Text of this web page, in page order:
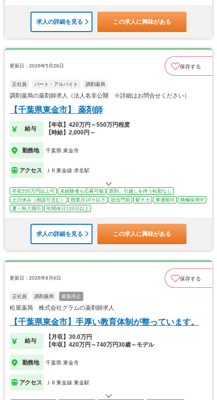
求人の詳細を見る この求人に興味がある
更新日：2026年5月26日 保存する
正社員 パート・アルバイト 調剤薬局
調剤薬局の薬剤師求人（法人名非公開 ※詳細はお問合せください）
【千葉県東金市】 薬剤師
給与
【年収】420万円～550万円程度
【時給】2,000円～
勤務地 千葉県 東金市
アクセス ＪＲ東金線 求名駅
年収550万円以上可 未経験者も応募可能
原則、引越しを伴う転勤なし
土日休み（相談可含む）
残業月10ｈ以下 総合門前 駅チカ 車通勤可
積極採用中
夏～秋入職可
年間休日120日以上
求人の詳細を見る この求人に興味がある
更新日：2026年8月6日 保存する
正社員 調剤薬局 募集停止
松屋薬局 株式会社グラムの薬剤師求人
【千葉県東金市】手厚い教育体制が整っています。
給与
【月収】30.0万円
【年収】420万円～740万円30歳～モデル
勤務地 千葉県 東金市
アクセス ＪＲ東金線 東金駅